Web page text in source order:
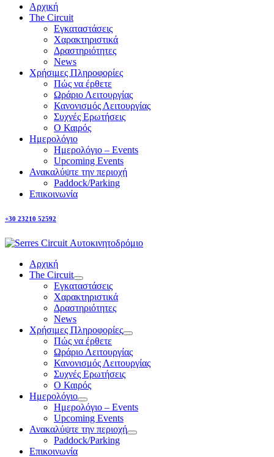
Αρχική
The Circuit
Εγκαταστάσεις
Χαρακτηριστικά
Δραστηριότητες
News
Χρήσιμες Πληροφορίες
Πώς να έρθετε
Ωράριο Λειτουργίας
Κανονισμός Λειτουργίας
Συχνές Ερωτήσεις
Ο Καιρός
Ημερολόγιο
Ημερολόγιο – Events
Upcoming Events
Ανακαλύψτε την περιοχή
Paddock/Parking
Επικοινωνία
+30 23210 52592
Αρχική
The Circuit
Εγκαταστάσεις
Χαρακτηριστικά
Δραστηριότητες
News
Χρήσιμες Πληροφορίες
Πώς να έρθετε
Ωράριο Λειτουργίας
Κανονισμός Λειτουργίας
Συχνές Ερωτήσεις
Ο Καιρός
Ημερολόγιο
Ημερολόγιο – Events
Upcoming Events
Ανακαλύψτε την περιοχή
Paddock/Parking
Επικοινωνία